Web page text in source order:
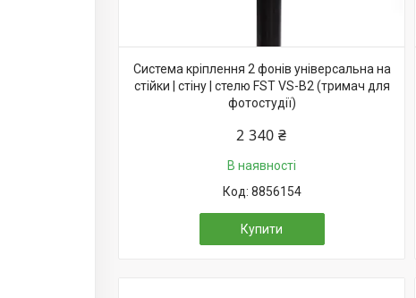
Система кріплення 2 фонів універсальна на
стійки | стіну | стелю FST VS-B2 (тримач для
фотостудії)
2 340 ₴
В наявності
8856154
Купити